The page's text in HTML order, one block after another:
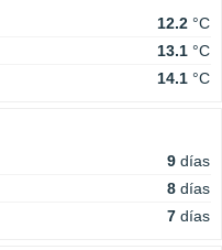
12.2 °C
13.1 °C
14.1 °C
9 días
8 días
7 días